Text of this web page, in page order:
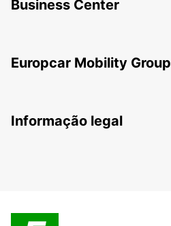
Business Center
Europcar Mobility Group
Informação legal